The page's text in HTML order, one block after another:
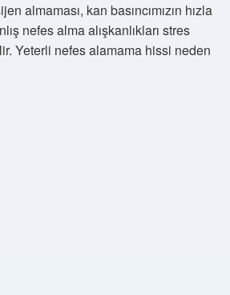
almaması, kan basıncımızın hızla
nefes alma alışkanlıkları stres
Yeterli nefes alamama hissi neden